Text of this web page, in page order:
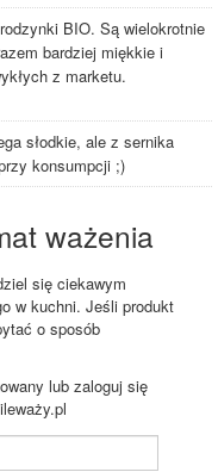
BIO. Są wielokrotnie
bardziej miękkie i
z marketu.
słodkie, ale z sernika
konsumpcji ;)
ważenia
się ciekawym
w kuchni. Jeśli produkt
o sposób
lub zaloguj się